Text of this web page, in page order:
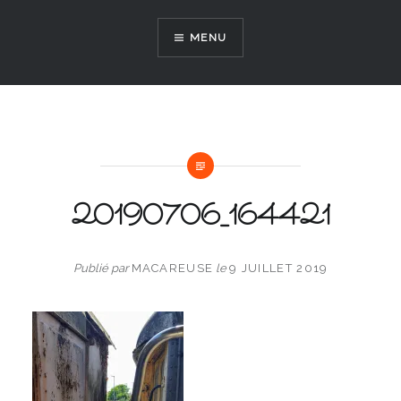
MENU
20190706_164421
Publié par MACAREUSE le9 JUILLET 2019